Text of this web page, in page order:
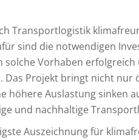
Transportlogistik
sind die notwendigen
Vorhaben erfolgreich
Das Projekt bringt nicht nur
höhere Auslastung sinken
und nachhaltige
Auszeichnung für